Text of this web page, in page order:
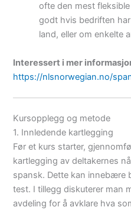
ofte den mest
godt hvis bedriften
land, eller om enkelte
Interessert i mer
https://nlsnorwegian.no/
Kursopplegg og metode
1. Innledende kartlegging
Før et kurs starter,
kartlegging av deltakernes
spansk. Dette kan innebære
test. I tillegg diskuterer man
avdeling for å avklare hva